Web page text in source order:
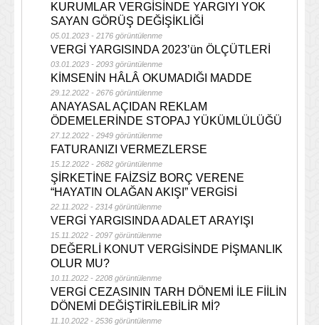
KURUMLAR VERGİSİNDE YARGIYI YOK
SAYAN GÖRÜŞ DEĞİŞİKLİĞİ
05.01.2023 - 2176 görüntülenme
VERGİ YARGISINDA 2023’ün ÖLÇÜTLERİ
03.01.2023 - 2093 görüntülenme
KİMSENİN HÂLÂ OKUMADIĞI MADDE
29.12.2022 - 2676 görüntülenme
ANAYASAL AÇIDAN REKLAM
ÖDEMELERİNDE STOPAJ YÜKÜMLÜLÜĞÜ
27.12.2022 - 2949 görüntülenme
FATURANIZI VERMEZLERSE
15.12.2022 - 2682 görüntülenme
ŞİRKETİNE FAİZSİZ BORÇ VERENE
“HAYATIN OLAĞAN AKIŞI” VERGİSİ
22.11.2022 - 2314 görüntülenme
VERGİ YARGISINDA ADALET ARAYIŞI
15.11.2022 - 2097 görüntülenme
DEĞERLİ KONUT VERGİSİNDE PİŞMANLIK
OLUR MU?
10.11.2022 - 2208 görüntülenme
VERGİ CEZASININ TARH DÖNEMİ İLE FİİLİN
DÖNEMİ DEĞİŞTİRİLEBİLİR Mİ?
11.10.2022 - 2536 görüntülenme